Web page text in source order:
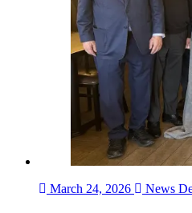
March 24, 2026 News